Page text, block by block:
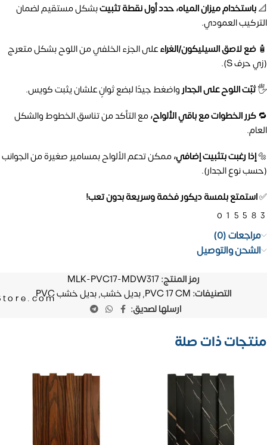
📐باستخدام ميزان المياه، حدد أول نقطة تثبيتبشكل مستقيم لضمان
التركيب العمودي.
🧴 ضع لاصق السيليكون/الغراءعلى الجزء الخلفي من اللوح بشكل متعرج
(زي حرف S).
🖐️ثبّت اللوح على الجدارواضغط جيدًا لبضع ثوانٍ علشان يثبت كويس.
🔁كرر الخطوات مع باقي الألواح،مع التأكد من تناسق الخطوط والشكل
العام.
🔩إذا رغبت بتثبيت إضافي،ممكن تدعم الألواح بمسامير صغيرة من الجوانب
(حسب نوع الجدار).
✅استمتع بلمسة ديكور فخمة وسريعة بدون تعب!
مراجعات (0)
الشحن والتوصيل
رمز المنتج:MLK-PVC17-MDW317
التصنيفات: PVC 17 CM
,بديل خشب,بديل خشب PVC
ارسلها لصديق:
منتجات ذات صلة